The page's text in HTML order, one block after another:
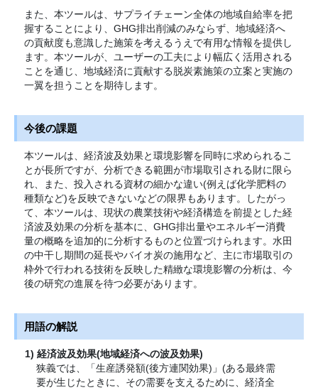
また、本ツールは、サプライチェーン全体の地域自給率を把
握することにより、GHG排出削減のみならず、地域経済へ
の貢献度も意識した施策を考えるうえで有用な情報を提供し
ます。本ツールが、ユーザーの工夫により幅広く活用される
ことを通じ、地域経済に貢献する脱炭素施策の立案と実施の
一翼を担うことを期待します。
今後の課題
本ツールは、経済波及効果と環境影響を同時に求められるこ
とが長所ですが、分析できる範囲が市場取引される財に限ら
れ、また、投入される資材の細かな違い(例えば化学肥料の
種類など)を反映できないなどの限界もあります。したがっ
て、本ツールは、現状の農業技術や経済構造を前提とした経
済波及効果の分析を基本に、GHG排出量やエネルギー消費
量の概略を追加的に分析するものと位置づけられます。水田
の中干し期間の延長やバイオ炭の施用など、主に市場取引の
枠外で行われる技術を反映した精緻な環境影響の分析は、今
後の研究の進展を待つ必要があります。
用語の解説
経済波及効果(地域経済への波及効果)
狭義では、「生産誘発額(後方連関効果)」(ある最終需
要が生じたときに、その需要を支えるために、経済全